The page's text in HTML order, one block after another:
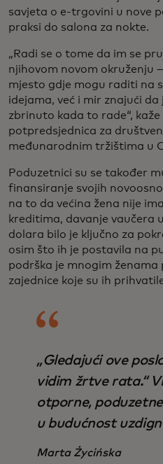
savjeta o e-trgovini u nove
praksi do salona za nokte.
„Radi se o tome da im se
njihovom novom okruženju
mjesto gdje mogu raditi na
idejama, već i mir znajući
zbrinuto kada to rade“,
potpredsjednica za
međunarodnim tržištima u
Poduzetnici su se također
finansiranje svojih
na to da većina žena nije
kreditima, davanje vaučera
dolara bilo je ključno za
osim što ih je postavila na
podrška je mnogim ženama
zajednice koje su ih
„Gledajući ove
vidim žrtve rata.“
otporne,
u budućnost
Marta Życińska